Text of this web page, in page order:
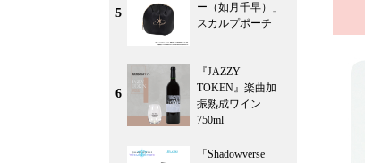
5
ー（如月千早）」
スカルプポーチ
6
『JAZZY
TOKEN』楽曲加
振熟成ワイン
750ml
「Shadowverse